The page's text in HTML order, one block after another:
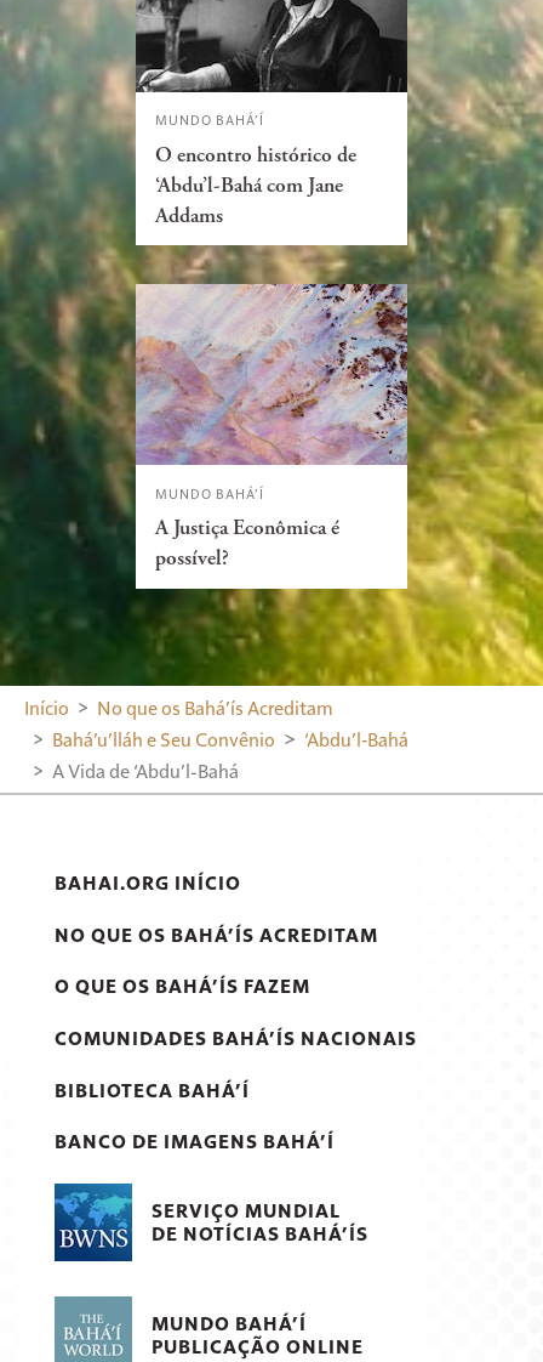
MUNDO BAHÁ’Í
O encontro histórico de
‘Abdu’l-Bahá com Jane
Addams
MUNDO BAHÁ’Í
A Justiça Econômica é
possível?
Início
No que os Bahá’ís Acreditam
Bahá’u’lláh e Seu Convênio
‘Abdu’l‑Bahá
A Vida de ‘Abdu’l-Bahá
BAHAI.ORG INÍCIO
NO QUE OS BAHÁ’ÍS ACREDITAM
O QUE OS BAHÁ’ÍS FAZEM
COMUNIDADES BAHÁ’ÍS NACIONAIS
BIBLIOTECA BAHÁ’Í
BANCO DE IMAGENS BAHÁ’Í
SERVIÇO MUNDIAL
DE NOTÍCIAS BAHÁ’ÍS
MUNDO BAHÁ’Í
PUBLICAÇÃO ONLINE